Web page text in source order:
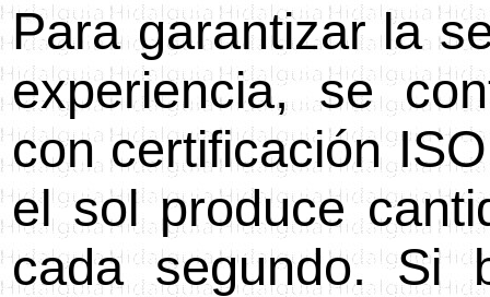
Para garantizar la
experiencia, se
con certificación
el sol produce
cada segundo. Si